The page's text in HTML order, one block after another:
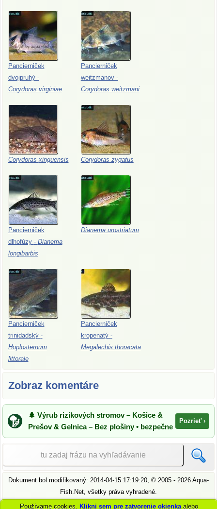
Pancierniček
dvojpruhý -
Corydoras virginiae
Pancierniček
weitzmanov -
Corydoras weitzmani
Corydorasxinguensis Corydoras zygatus
Pancierniček
dlhofúzy - Dianema
longibarbis
Dianema urostriatum
Pancierniček
trinidadský -
Hoplosternum
littorale
Pancierniček
kropenatý -
Megalechis thoracata
Zobraz komentáre
🌲 Výrub rizikových stromov – Košice &
Prešov & Gelnica – Bez plošiny • bezpečne
Pozrieť ›
Dokument bol modifikovaný: 2014-04-15 17:19:20 , © 2005 - 2026 Aqua-
Fish.Net, všetky práva vyhradené.
pozri zásady ochrany osobných údajov pre informácie o osobných
Používame cookies. Klikni sem pre zatvorenie okienka alebo